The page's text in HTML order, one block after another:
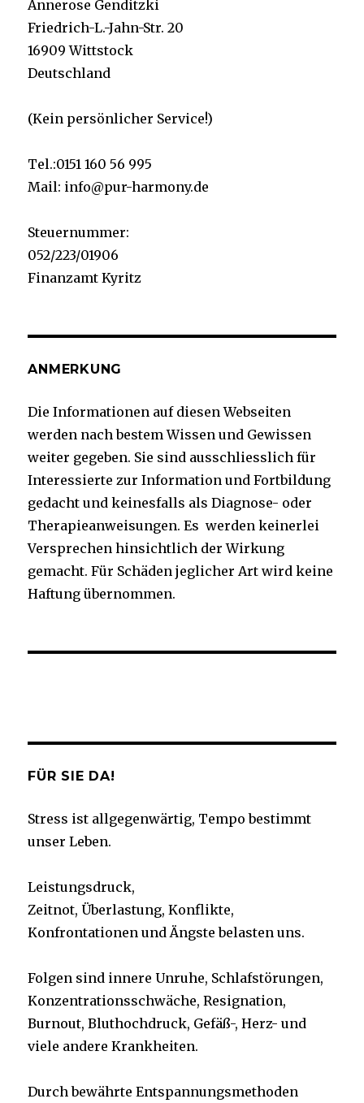
Annerose Genditzki
Friedrich-L.-Jahn-Str. 20
16909 Wittstock
Deutschland
(Kein persönlicher Service!)
Tel.:0151 160 56 995
Mail: info@pur-harmony.de
Steuernummer:
052/223/01906
Finanzamt Kyritz
ANMERKUNG
Die Informationen auf diesen Webseiten
werden nach bestem Wissen und Gewissen
weiter gegeben. Sie sind ausschliesslich für
Interessierte zur Information und Fortbildung
gedacht und keinesfalls als Diagnose- oder
Therapieanweisungen. Es werden keinerlei
Versprechen hinsichtlich der Wirkung
gemacht. Für Schäden jeglicher Art wird keine
Haftung übernommen.
FÜR SIE DA!
Stress ist allgegenwärtig, Tempo bestimmt
unser Leben.
Leistungsdruck,
Zeitnot, Überlastung, Konflikte,
Konfrontationen und Ängste belasten uns.
Folgen sind innere Unruhe, Schlafstörungen,
Konzentrationsschwäche, Resignation,
Burnout, Bluthochdruck, Gefäß-, Herz- und
viele andere Krankheiten.
Durch bewährte Entspannungsmethoden